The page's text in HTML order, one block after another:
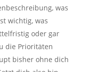
was
wichtig, was
oder gar
die Prioritäten
bisher ohne dich